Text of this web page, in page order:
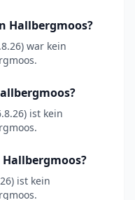
Hallbergmoos?
war kein
ist kein
ist kein